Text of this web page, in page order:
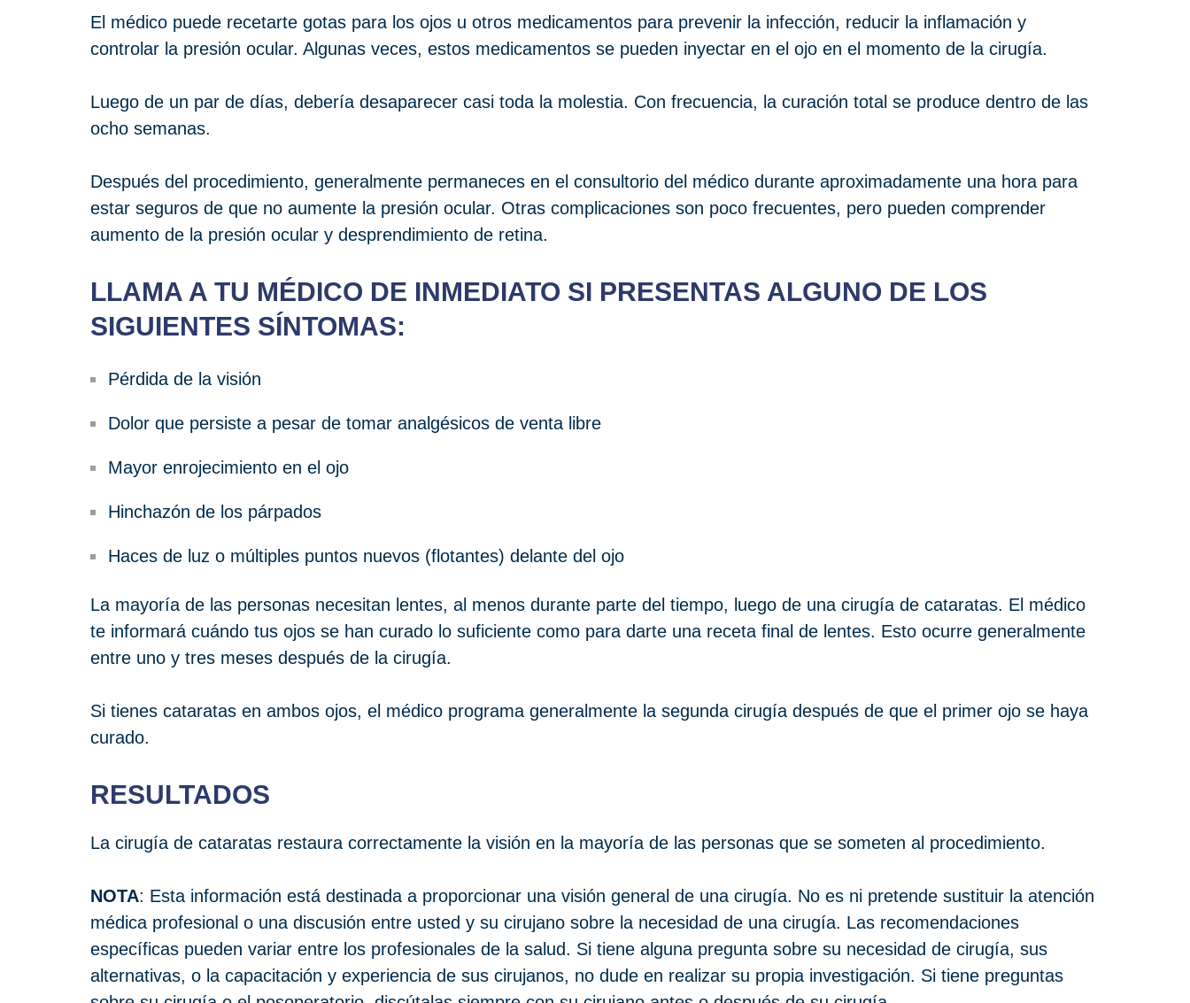
El médico puede recetarte gotas para los ojos u otros medicamentos para prevenir la infección, reducir la inflamación y
controlar la presión ocular. Algunas veces, estos medicamentos se pueden inyectar en el ojo en el momento de la cirugía.
Luego de un par de días, debería desaparecer casi toda la molestia. Con frecuencia, la curación total se produce dentro de las
ocho semanas.
Después del procedimiento, generalmente permaneces en el consultorio del médico durante aproximadamente una hora para
estar seguros de que no aumente la presión ocular. Otras complicaciones son poco frecuentes, pero pueden comprender
aumento de la presión ocular y desprendimiento de retina.
LLAMA A TU MÉDICO DE INMEDIATO SI PRESENTAS ALGUNO DE LOS
SIGUIENTES SÍNTOMAS:
Pérdida de la visión
Dolor que persiste a pesar de tomar analgésicos de venta libre
Mayor enrojecimiento en el ojo
Hinchazón de los párpados
Haces de luz o múltiples puntos nuevos (flotantes) delante del ojo
La mayoría de las personas necesitan lentes, al menos durante parte del tiempo, luego de una cirugía de cataratas. El médico
te informará cuándo tus ojos se han curado lo suficiente como para darte una receta final de lentes. Esto ocurre generalmente
entre uno y tres meses después de la cirugía.
Si tienes cataratas en ambos ojos, el médico programa generalmente la segunda cirugía después de que el primer ojo se haya
curado.
RESULTADOS
La cirugía de cataratas restaura correctamente la visión en la mayoría de las personas que se someten al procedimiento.
NOTA: Esta información está destinada a proporcionar una visión general de una cirugía. No es ni pretende sustituir la atención
médica profesional o una discusión entre usted y su cirujano sobre la necesidad de una cirugía. Las recomendaciones
específicas pueden variar entre los profesionales de la salud. Si tiene alguna pregunta sobre su necesidad de cirugía, sus
alternativas, o la capacitación y experiencia de sus cirujanos, no dude en realizar su propia investigación. Si tiene preguntas